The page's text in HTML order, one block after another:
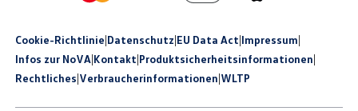
Cookie-Richtlinie|Datenschutz|EU Data Act|Impressum|
Infos zur NoVA|Kontakt|Produkt­sicherheits­informationen|
Rechtliches|Verbraucherinformationen|WLTP